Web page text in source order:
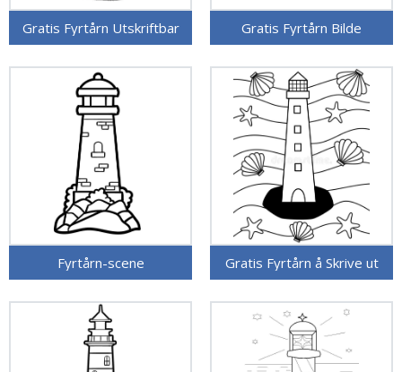
Gratis Fyrtårn Utskriftbar Gratis Fyrtårn Bilde
Fyrtårn-scene Gratis Fyrtårn å Skrive ut